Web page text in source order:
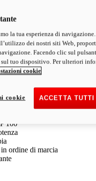
in ordine di marcia
18.890 € i
100
in ordine di marcia
la tua esperienza di
dei nostri siti Web,
Facendo clic sul
tuo dispositivo. Per ulteriori
cookie
ACCETTA
cookie